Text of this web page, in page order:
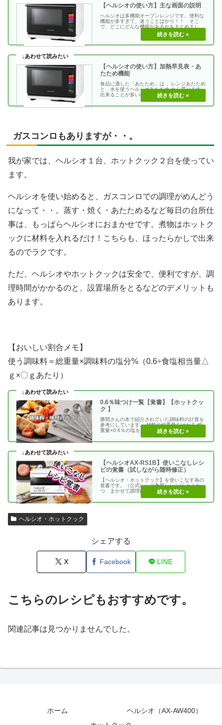
【ヘルシオの使い方】主な画面の説明
ヘルシオは多機能オーブンレンジです。便利な
機能が多すぎて、迷うことばかり！！ そこ
で、どこにどんな機能があるかをまとめまし
【ヘルシオの使い方】加熱早見表・あ
たため機能
食品に適した「あたため」は 、レンジあたため
と、水を使うヘルシオあたため から選べます。
出来ることが多いので、よく見るページをヘル
ガスコンロもありますが・・。
我が家では、ヘルシオ１台、ホットクック２台を使ってい
ます。
ヘルシオを使い始めると、ガスコンロでの調理がめんどう
になって・・。蒸す・焼く・あたためるなど毎日の台所仕
事は、もっぱらヘルシオにおまかせです。煮物はホットク
ックに材料を入れるだけ！こちらも、ほったらかしで出来
るのでラクです。
ただ、ヘルシオやホットクックは安全で、便利ですが、調
理時間がかかるのと、設置場所をとるなどのデメリットも
あります。
【おいしい割合メモ】
使う調味料＝総重量×調味料の塩分%（0.6÷食塩相当量△
ｇ×〇ｇあたり）
0.6％味つけ一覧【覚書】【ホットクッ
ク 】
勝間さんの本で紹介されていた調味料の計算を
参考にしています。 材料の総重量をはかる 総
重量×0.6％の塩を加える 使う調味料＝（総重
【ヘルシオAX-RS1B】使いこなしレシ
ピの覚書（試しながら随時修正）
【ヘルシオ・ホットクック】を使いこなす為の
覚書です。（公式レシピ参照）レシピ とんか
つ まかせて調理(網焼き・揚げる) エビフラ
ヘルシオ・ホットクック
シェアする
X Facebook LINE
こちらのレシピもおすすめです。
関連記事は見つかりませんでした。
ホーム
ヘルシオ（AX-AW400）